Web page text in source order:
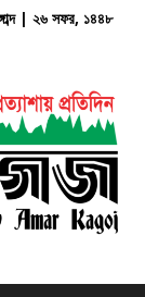
| ২৬ সফর, ১৪৪৮